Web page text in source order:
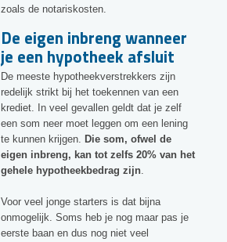
zoals de notariskosten.
De eigen inbreng wanneer
je een hypotheek afsluit
De meeste hypotheekverstrekkers zijn
redelijk strikt bij het toekennen van een
krediet. In veel gevallen geldt dat je zelf
een som neer moet leggen om een lening
te kunnen krijgen. Die som, ofwel de
eigen inbreng, kan tot zelfs 20% van het
gehele hypotheekbedrag zijn.
Voor veel jonge starters is dat bijna
onmogelijk. Soms heb je nog maar pas je
eerste baan en dus nog niet veel